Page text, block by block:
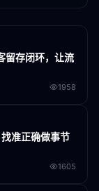
留存闭环，让流
1958
准正确做事节
1605